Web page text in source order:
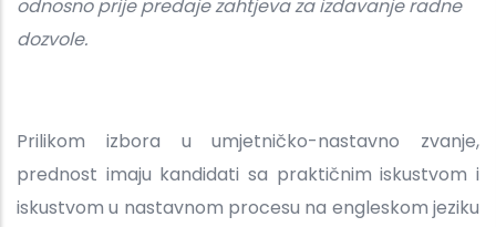
odnosno prije predaje zahtjeva za izdavanje radne
dozvole.
Prilikom izbora u umjetničko-nastavno zvanje,
prednost imaju kandidati sa praktičnim iskustvom i
iskustvom u nastavnom procesu na engleskom jeziku